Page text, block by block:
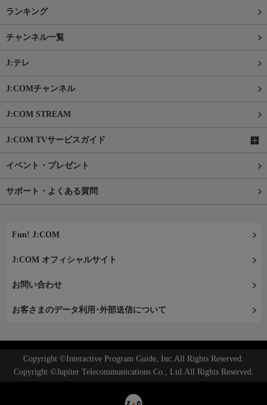
ランキング
チャンネル一覧
J:テレ
J:COMチャンネル
J:COM STREAM
J:COM TVサービスガイド
イベント・プレゼント
サポート・よくある質問
Fun! J:COM
J:COM オフィシャルサイト
お問い合わせ
お客さまのデータ利用･外部送信について
Copyright ©Interactive Program Guide, Inc.All Rights Reserved.
Copyright ©Jupiter Telecommunications Co., Ltd.All Rights Reserved.